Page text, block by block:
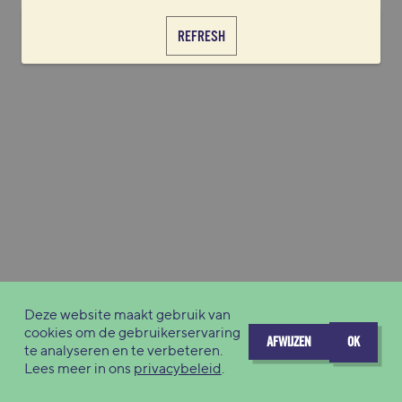
REFRESH
Deze website maakt gebruik van
cookies om de gebruikerservaring
te analyseren en te verbeteren.
Lees meer in ons privacybeleid.
AFWIJZEN OK